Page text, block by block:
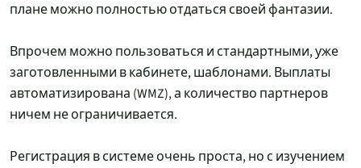
плане можно полностью отдаться своей фантазии.
Впрочем можно пользоваться и стандартными, уже
заготовленными в кабинете, шаблонами. Выплаты
автоматизирована (WMZ), а количество партнеров
ничем не ограничивается.
Регистрация в системе очень проста, но с изучением